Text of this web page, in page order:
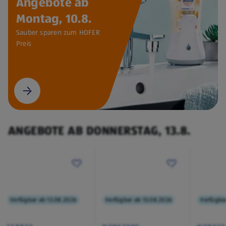
Montag, 10.8.
Sauber sparen zum HOFER
Preis
ANGEBOTE AB DONNERSTAG, 13.8.
Verfügbar ab 13.08.2026 Verfügbar ab 13.08.2026